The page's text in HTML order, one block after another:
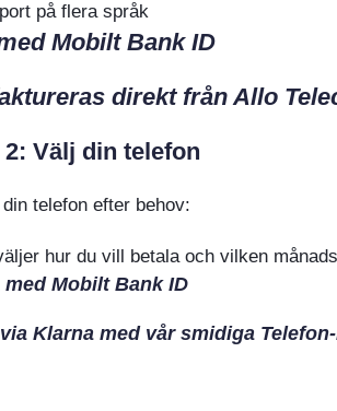
på flera språk
Mobilt Bank ID
direkt från Allo
2: Välj din telefon
telefon efter behov:
hur du vill betala och vilken
med Mobilt Bank ID
Klarna med vår smidiga